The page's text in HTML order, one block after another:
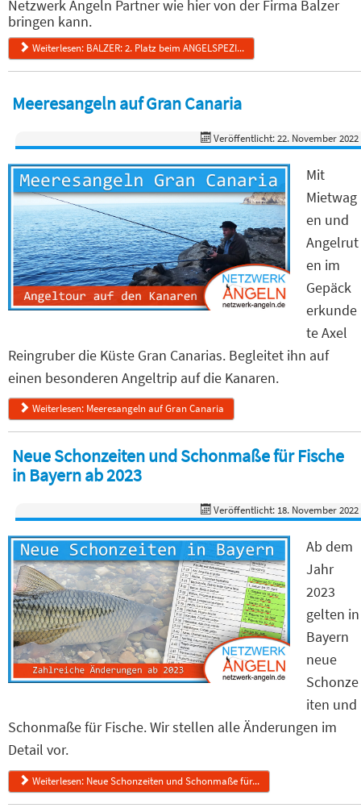
Netzwerk Angeln Partner wie hier von der Firma Balzer
bringen kann.
Weiterlesen: BALZER: 2. Platz beim ANGELSPEZI...
Meeresangeln auf Gran Canaria
Veröffentlicht: 22. November 2022
Mit
Mietwag
en und
Angelrut
en im
Gepäck
erkunde
te Axel
Reingruber die Küste Gran Canarias. Begleitet ihn auf
einen besonderen Angeltrip auf die Kanaren.
Weiterlesen: Meeresangeln auf Gran Canaria
Neue Schonzeiten und Schonmaße für Fische
in Bayern ab 2023
Veröffentlicht: 18. November 2022
Ab dem
Jahr
2023
gelten in
Bayern
neue
Schonze
iten und
Schonmaße für Fische. Wir stellen alle Änderungen im
Detail vor.
Weiterlesen: Neue Schonzeiten und Schonmaße für...